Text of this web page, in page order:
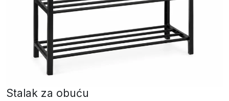
Stalak za obuću